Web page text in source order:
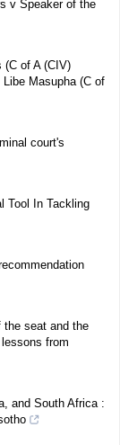
v Speaker of the
(C of A (CIV)
Masupha (C of
court's
Tool In Tackling
the seat and the
from
and South Africa :